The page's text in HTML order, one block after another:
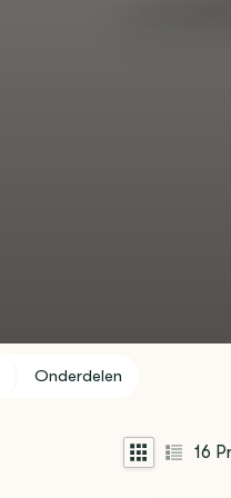
Onderdelen
16